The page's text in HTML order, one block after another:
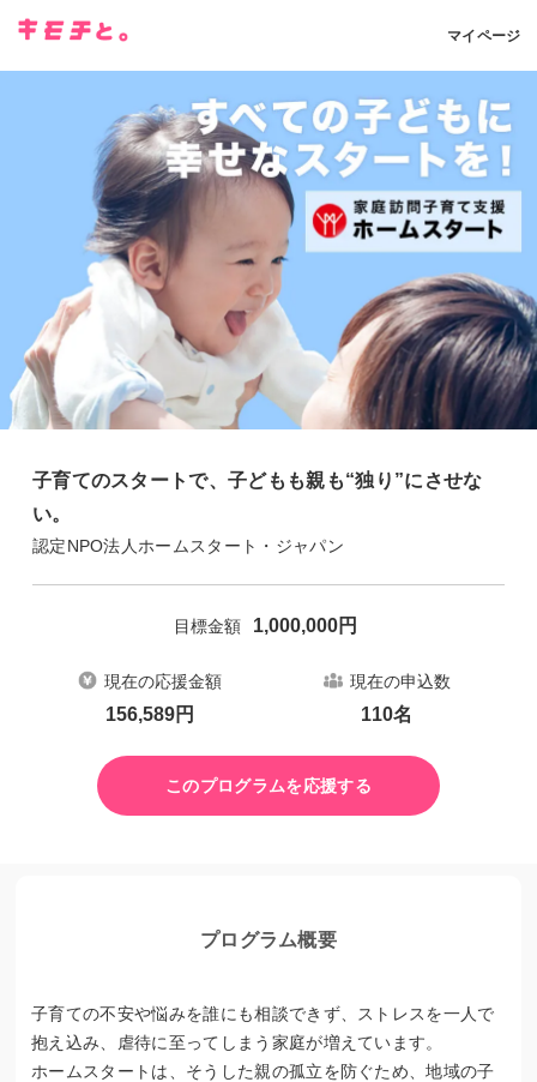
マイページ
子育てのスタートで、子どもも親も“独り”にさせな
い。
認定NPO法人ホームスタート・ジャパン
目標金額 1,000,000円
現在の応援金額
156,589円
現在の申込数
110名
このプログラムを応援する
プログラム概要
子育ての不安や悩みを誰にも相談できず、ストレスを一人で
抱え込み、虐待に至ってしまう家庭が増えています。
ホームスタートは、そうした親の孤立を防ぐため、地域の子